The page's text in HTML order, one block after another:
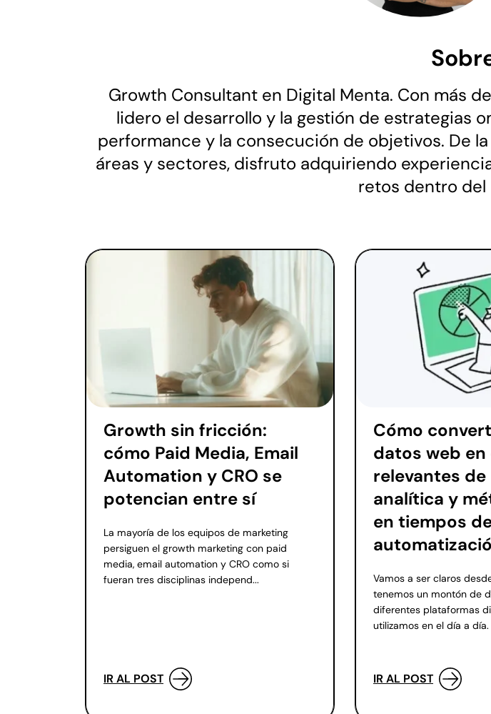
Growth Consultant en Digital Menta. Con más
lidero el desarrollo y la gestión de estrategias
performance y la consecución de objetivos. De
áreas y sectores, disfruto adquiriendo
retos dentro del
Growth sin fricción:
cómo Paid Media, Email
Automation y CRO se
potencian entre sí
La mayoría de los equipos de marketing
persiguen el growth marketing con paid
media, email automation y CRO como si
fueran tres disciplinas independ...
IR AL POST
Cómo
datos web
relevantes de
analítica y
en tiempos
Vamos a ser claros
tenemos un montón de
diferentes plataformas
utilizamos en el día a día.
IR AL POST